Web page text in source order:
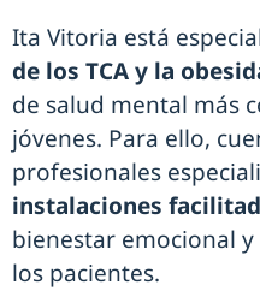
Ita Vitoria está
de los TCA y la
de salud mental más
jóvenes. Para ello,
profesionales
instalaciones
bienestar emocional
los pacientes.